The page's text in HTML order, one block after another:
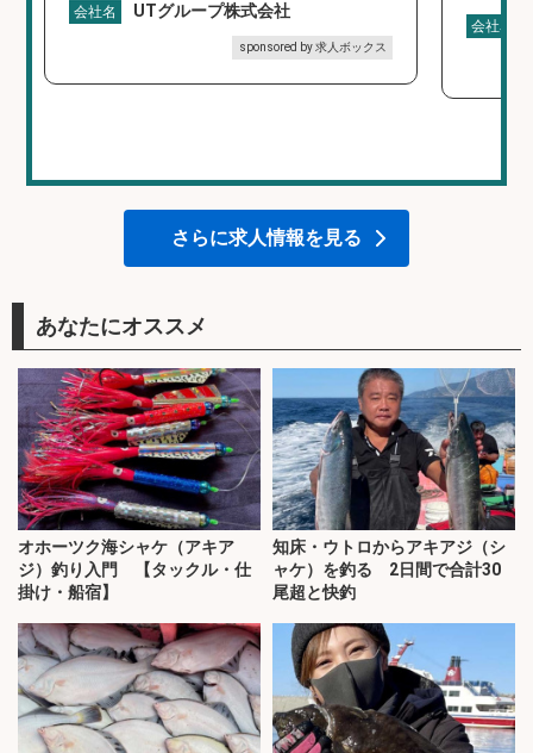
会社名 UTグループ株式会社
sponsored by 求人ボックス
会社名
さらに求人情報を見る
あなたにオススメ
オホーツク海シャケ（アキア
ジ）釣り入門 【タックル・仕
掛け・船宿】
知床・ウトロからアキアジ（シ
ャケ）を釣る 2日間で合計30
尾超と快釣